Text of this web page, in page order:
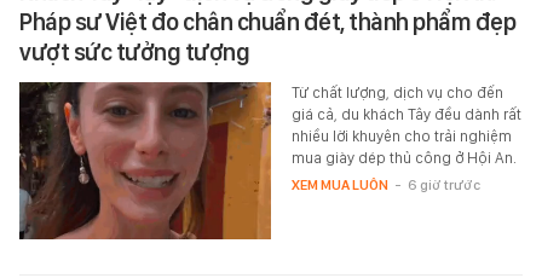
Pháp sư Việt đo chân chuẩn đét, thành phẩm đẹp
vượt sức tưởng tượng
Từ chất lượng, dịch vụ cho đến
giá cả, du khách Tây đều dành rất
nhiều lời khuyên cho trải nghiệm
mua giày dép thủ công ở Hội An.
XEM MUA LUÔN - 6 giờ trước